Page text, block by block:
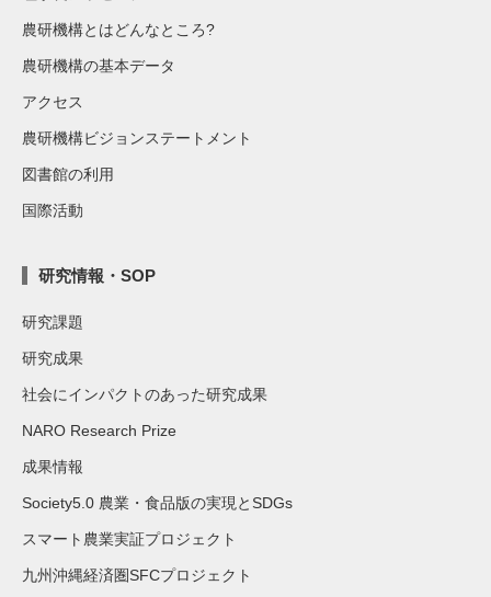
農研機構とはどんなところ?
農研機構の基本データ
アクセス
農研機構ビジョンステートメント
図書館の利用
国際活動
研究情報・SOP
研究課題
研究成果
社会にインパクトのあった研究成果
NARO Research Prize
成果情報
Society5.0 農業・食品版の実現とSDGs
スマート農業実証プロジェクト
九州沖縄経済圏SFCプロジェクト